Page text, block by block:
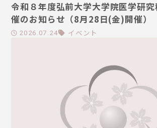
令和８年度弘前大学大学院医学研
催のお知らせ（8月28日(金)開催）
2026.07.24 イベント